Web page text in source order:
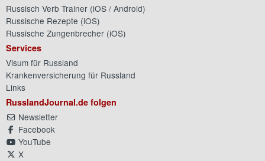
Russisch Verb Trainer (iOS / Android)
Russische Rezepte (iOS)
Russische Zungenbrecher (iOS)
Services
Visum für Russland
Krankenversicherung für Russland
Links
RusslandJournal.de folgen
Newsletter
Facebook
YouTube
X